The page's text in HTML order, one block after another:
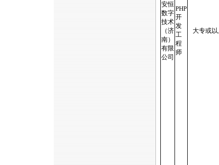
安恒
数字
技术
（济
南）
有限
公司
PHP
开
发
工
程
师
大专或